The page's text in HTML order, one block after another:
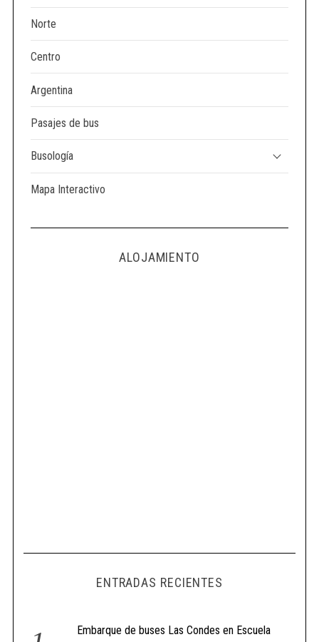
Norte
Centro
Argentina
Pasajes de bus
Busología
Mapa Interactivo
ALOJAMIENTO
ENTRADAS RECIENTES
Embarque de buses Las Condes en Escuela